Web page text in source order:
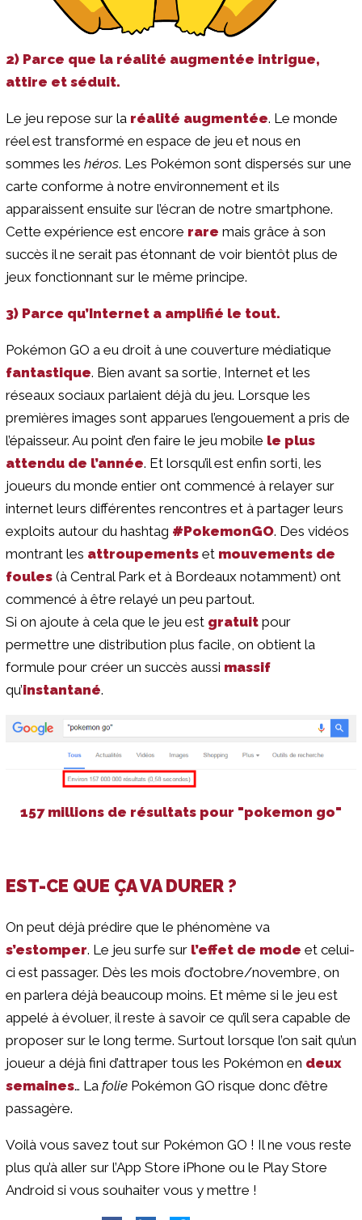
2) Parce que la réalité augmentée intrigue,
attire et séduit.
Le jeu repose sur la réalité augmentée. Le monde
réel est transformé en espace de jeu et nous en
sommes les héros. Les Pokémon sont dispersés sur une
carte conforme à notre environnement et ils
apparaissent ensuite sur l’écran de notre smartphone.
Cette expérience est encore rare mais grâce à son
succès il ne serait pas étonnant de voir bientôt plus de
jeux fonctionnant sur le même principe.
3) Parce qu’Internet a amplifié le tout.
Pokémon GO a eu droit à une couverture médiatique
fantastique. Bien avant sa sortie, Internet et les
réseaux sociaux parlaient déjà du jeu. Lorsque les
premières images sont apparues l’engouement a pris de
l’épaisseur. Au point d’en faire le jeu mobile le plus
attendu de l’année. Et lorsqu’il est enfin sorti, les
joueurs du monde entier ont commencé à relayer sur
internet leurs différentes rencontres et à partager leurs
exploits autour du hashtag #PokemonGO. Des vidéos
montrant les attroupements et mouvements de
foules (à Central Park et à Bordeaux notamment) ont
commencé à être relayé un peu partout.
Si on ajoute à cela que le jeu est gratuit pour
permettre une distribution plus facile, on obtient la
formule pour créer un succès aussi massif
qu’instantané.
157 millions de résultats pour "pokemon go"
EST-CE QUE ÇA VA DURER ?
On peut déjà prédire que le phénomène va
s’estomper. Le jeu surfe sur l’effet de mode et celui-
ci est passager. Dès les mois d’octobre/novembre, on
en parlera déjà beaucoup moins. Et même si le jeu est
appelé à évoluer, il reste à savoir ce qu’il sera capable de
proposer sur le long terme. Surtout lorsque l’on sait qu’un
joueur a déjà fini d’attraper tous les Pokémon en deux
semaines… La folie Pokémon GO risque donc d’être
passagère.
Voilà vous savez tout sur Pokémon GO ! Il ne vous reste
plus qu’à aller sur l’App Store iPhone ou le Play Store
Android si vous souhaiter vous y mettre !